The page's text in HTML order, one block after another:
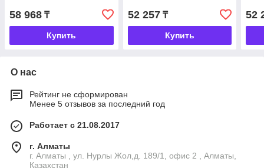
58 968 ₸
Купить
52 257₸
Купить
52
О нас
Рейтинг не сформирован
Менее 5 отзывов за последний год
Работает с 21.08.2017
г. Алматы
г. Алматы , ул. Нурлы Жол,д. 189/1, офис 2 , Алматы,
Казахстан